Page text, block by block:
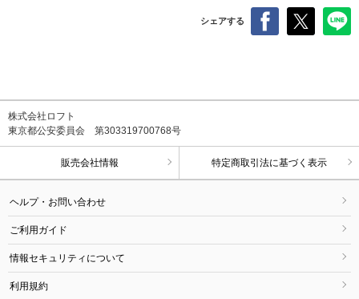
シェアする
株式会社ロフト
東京都公安委員会 第303319700768号
販売会社情報 特定商取引法に基づく表示
ヘルプ・お問い合わせ
ご利用ガイド
情報セキュリティについて
利用規約